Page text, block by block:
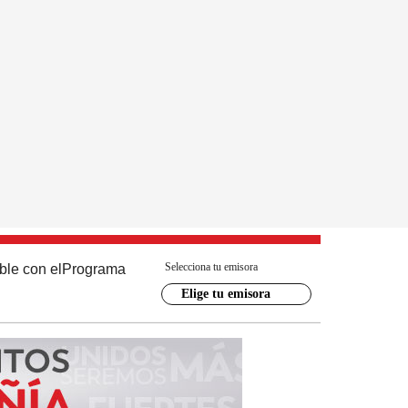
con el Programa Selecciona tu emisora
Elige tu emisora